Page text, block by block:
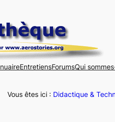
EntretiensForumsQui
Vous êtes ici : Didactique &